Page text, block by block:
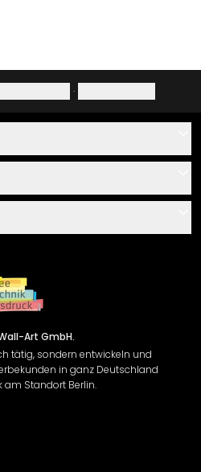
·
Zeichen
Art GmbH.
tätig, sondern entwickeln und
in ganz Deutschland
am Standort Berlin.